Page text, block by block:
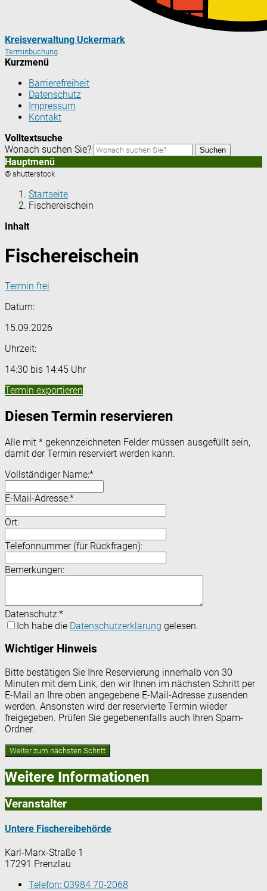
Kreisverwaltung Uckermark
Terminbuchung
Kurzmenü
Barrierefreiheit
Datenschutz
Impressum
Kontakt
Volltextsuche
Wonach suchen Sie?
Suchen
Hauptmenü
© shutterstock
Startseite
Fischereischein
Inhalt
Fischereischein
Termin frei
Datum:
15.09.2026
Uhrzeit:
14:30 bis 14:45 Uhr
Termin exportieren
Diesen Termin reservieren
Alle mit * gekennzeichneten Felder müssen ausgefüllt sein,
damit der Termin reserviert werden kann.
Vollständiger Name:*
E-Mail-Adresse:*
Ort:
Telefonnummer (für Rückfragen):
Bemerkungen:
Datenschutz:*
Ich habe die Datenschutzerklärung gelesen.
Wichtiger Hinweis
Bitte bestätigen Sie Ihre Reservierung innerhalb von 30
Minuten mit dem Link, den wir Ihnen im nächsten Schritt per
E-Mail an Ihre oben angegebene E-Mail-Adresse zusenden
werden. Ansonsten wird der reservierte Termin wieder
freigegeben. Prüfen Sie gegebenenfalls auch Ihren Spam-
Ordner.
Weitere Informationen
Veranstalter
Untere Fischereibehörde
Karl-Marx-Straße 1
17291 Prenzlau
Telefon: 03984 70-2068